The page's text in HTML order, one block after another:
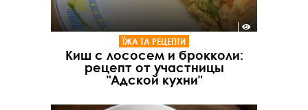
ЇЖА ТА РЕЦЕПТИ
Киш с лососем и брокколи:
рецепт от участницы
"Адской кухни"